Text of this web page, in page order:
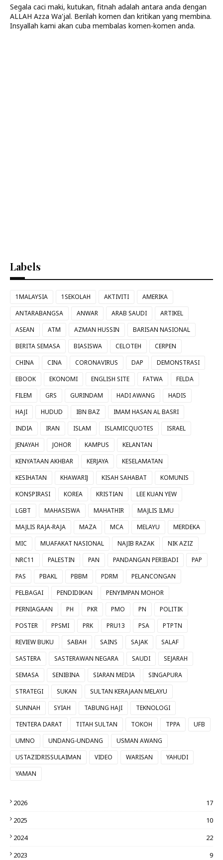
Segala caci maki, kutukan, fitnah adalah antara anda dengan
ALLAH Azza Wa'jal. Berilah komen dan kritikan yang membina.
Insyallah kami akan cuba membalas komen-komen anda.
Labels
1MALAYSIA 1SEKOLAH AKTIVITI
AMERIKA
ANTARABANGSA
ANWAR ARAB SAUDI
ARTIKEL
ASEAN
ATM AZMAN HUSSIN
BARISAN NASIONAL
BERITA SEMASA
BIASISWA CELOTEH
CERPEN
CHINA
CINA CORONAVIRUS DAP
DEMONSTRASI
EBOOK
EKONOMI ENGLISH SITE FATWA
FELDA
FILEM
GRS GURINDAM HADI AWANG
HADIS
HAJI
HUDUD IBN BAZ
IMAM HASAN AL BASRI
INDIA
IRAN ISLAM ISLAMICQUOTES
ISRAEL
JENAYAH
JOHOR KAMPUS
KELANTAN
KENYATAAN AKHBAR
KERJAYA
KESELAMATAN
KESIHATAN
KHAWARIJ KISAH SAHABAT
KOMUNIS
KONSPIRASI
KOREA KRISTIAN
LEE KUAN YEW
LGBT
MAHASISWA MAHATHIR
MAJLIS ILMU
MAJLIS RAJA-RAJA
MAZA MCA MELAYU
MERDEKA
MIC
MUAFAKAT NASIONAL NAJIB RAZAK
NIK AZIZ
NRC11
PALESTIN PAN PANDANGAN PERIBADI
PAP
PAS
PBAKL PBBM PDRM
PELANCONGAN
PELBAGAI
PENDIDIKAN
PENYIMPAN MOHOR
PERNIAGAAN
PH PKR PMO PN
POLITIK
POSTER
PPSMI PRK PRU13 PSA
PTPTN
REVIEW BUKU
SABAH SAINS SAJAK
SALAF
SASTERA
SASTERAWAN NEGARA SAUDI
SEJARAH
SEMASA
SENIBINA SIARAN MEDIA
SINGAPURA
STRATEGI
SUKAN
SULTAN KERAJAAN MELAYU
SUNNAH
SYIAH TABUNG HAJI
TEKNOLOGI
TENTERA DARAT
TITAH SULTAN TOKOH TPPA
UFB
UMNO
UNDANG-UNDANG
USMAN AWANG
USTAZIDRISSULAIMAN
VIDEO WARISAN
YAHUDI
YAMAN
2026
17
2025
10
2024
22
2023
9